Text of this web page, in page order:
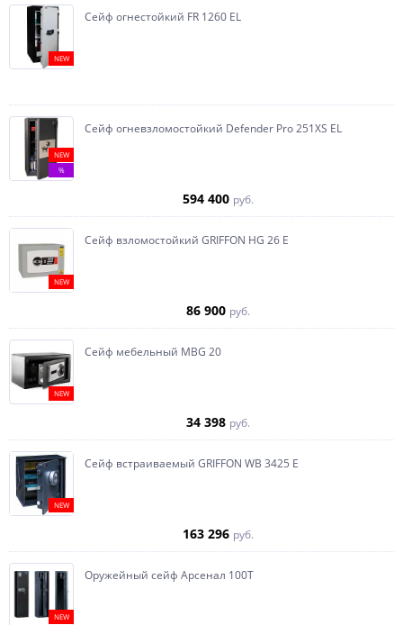
NEW
Сейф огнестойкий FR 1260 EL
NEW
%
Сейф огневзломостойкий Defender Pro 251XS EL
594 400 руб.
NEW
Сейф взломостойкий GRIFFON HG 26 E
86 900 руб.
NEW
Сейф мебельный MBG 20
34 398 руб.
NEW
Сейф встраиваемый GRIFFON WB 3425 E
163 296 руб.
NEW
Оружейный сейф Арсенал 100Т